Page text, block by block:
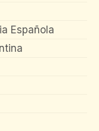
Española